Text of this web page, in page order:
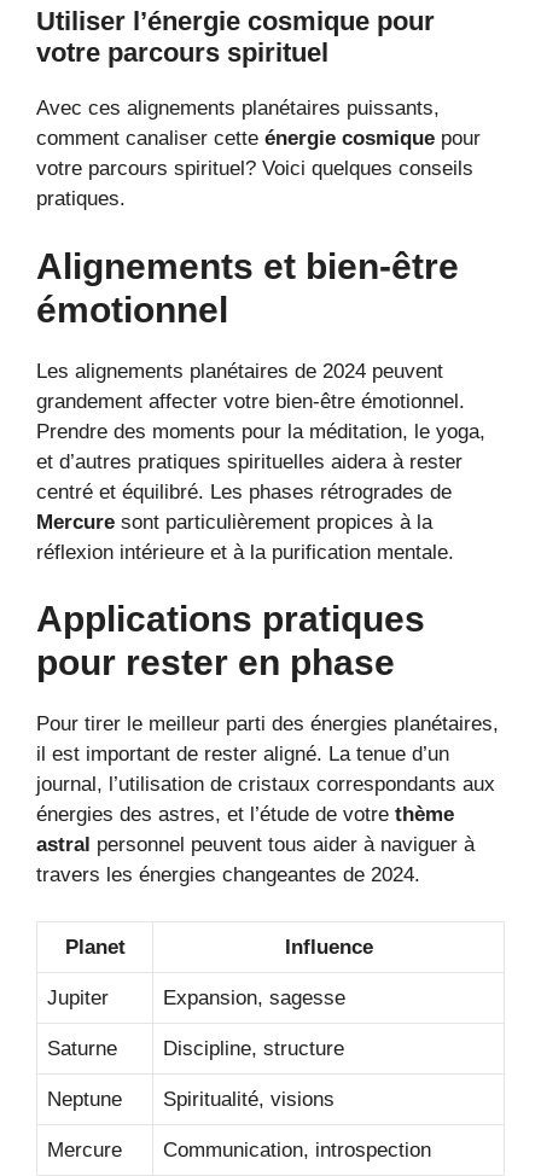
Utiliser l’énergie cosmique pour
votre parcours spirituel
Avec ces alignements planétaires puissants,
comment canaliser cette énergie cosmique pour
votre parcours spirituel? Voici quelques conseils
pratiques.
Alignements et bien-être
émotionnel
Les alignements planétaires de 2024 peuvent
grandement affecter votre bien-être émotionnel.
Prendre des moments pour la méditation, le yoga,
et d’autres pratiques spirituelles aidera à rester
centré et équilibré. Les phases rétrogrades de
Mercure sont particulièrement propices à la
réflexion intérieure et à la purification mentale.
Applications pratiques
pour rester en phase
Pour tirer le meilleur parti des énergies planétaires,
il est important de rester aligné. La tenue d’un
journal, l’utilisation de cristaux correspondants aux
énergies des astres, et l’étude de votre thème
astral personnel peuvent tous aider à naviguer à
travers les énergies changeantes de 2024.
Planet Influence
Jupiter Expansion, sagesse
Saturne Discipline, structure
Neptune Spiritualité, visions
Mercure Communication, introspection